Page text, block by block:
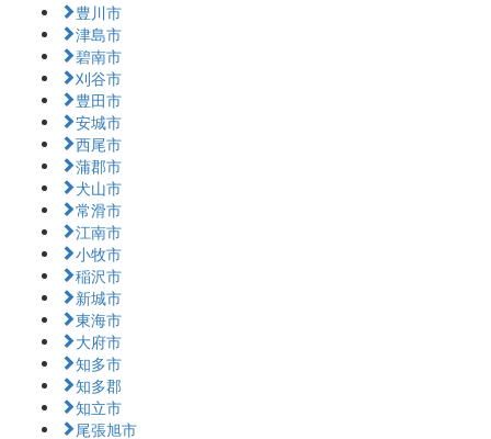
豊川市
津島市
碧南市
刈谷市
豊田市
安城市
西尾市
蒲郡市
犬山市
常滑市
江南市
小牧市
稲沢市
新城市
東海市
大府市
知多市
知多郡
知立市
尾張旭市